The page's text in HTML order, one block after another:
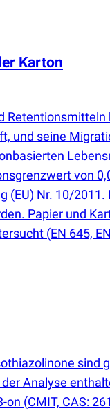
Karton
und seine
von
(EU) Nr. 10/
Papier und
(EN 645,
sind
Analyse
on (CMIT, CAS: